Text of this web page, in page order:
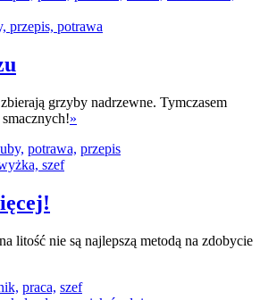
grzyby nadrzewne. Tymczasem
»
potrawa, przepis
litość nie są najlepszą metodą na zdobycie
praca, szef